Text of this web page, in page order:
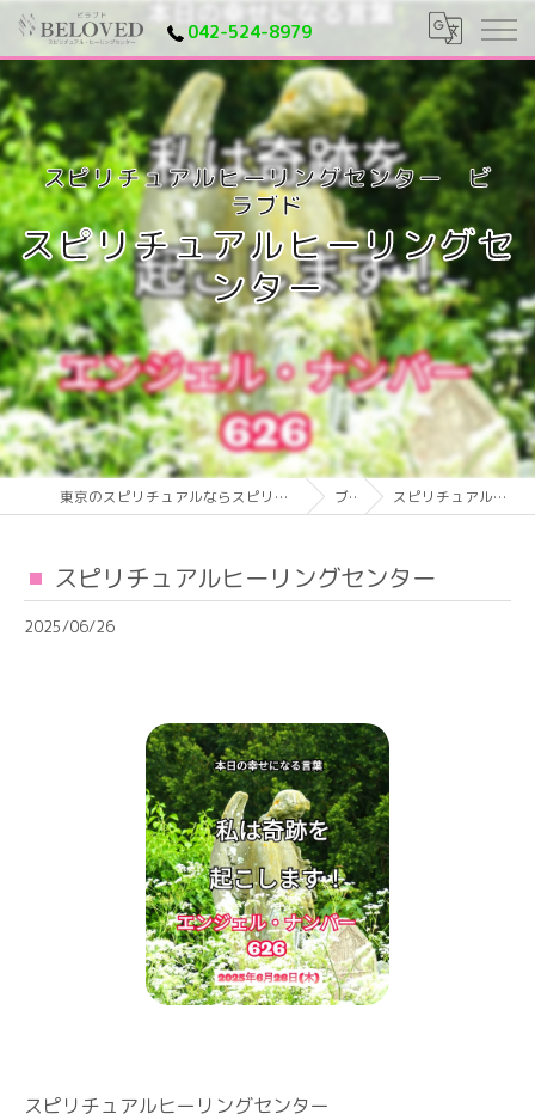
042-524-8979
スピリチュアルヒーリングセ
ンター
東京のスピリチュアルならスピリチュアルヒーリングセンター ビラブド ブログ スピリチュアルヒーリングセンター
スピリチュアルヒーリングセンター
2025/06/26
スピリチュアルヒーリングセンター